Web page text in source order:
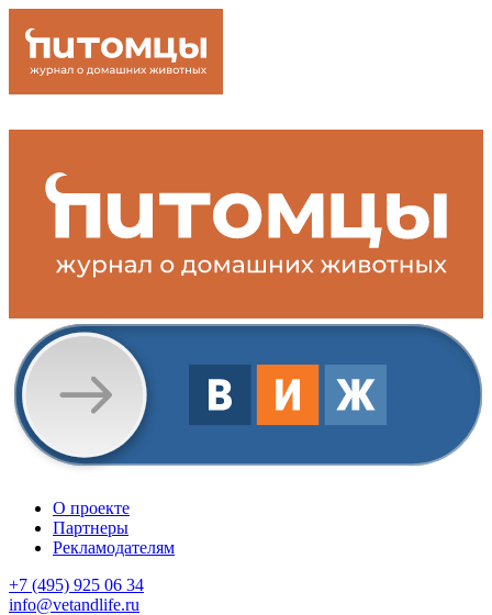
О проекте
Партнеры
Рекламодателям
+7 (495) 925 06 34
info@vetandlife.ru